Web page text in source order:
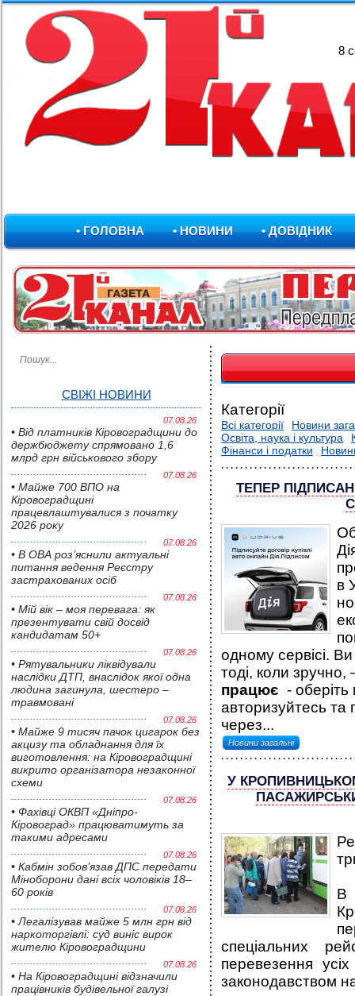
8
• ГОЛОВНА • НОВИНИ • ДОВІДНИК
СВІЖІ НОВИНИ
07.08.26
• Від платників Кіровоградщини до
держбюджету спрямовано 1,6
млрд грн військового збору
07.08.26
• Майже 700 ВПО на
Кіровоградщині
працевлаштувалися з початку
2026 року
07.08.26
• В ОВА роз’яснили актуальні
питання ведення Реєстру
застрахованих осіб
07.08.26
• Мій вік – моя перевага: як
презентувати свій досвід
кандидатам 50+
07.08.26
• Pятувальники ліквідували
наслідки ДТП, внаслідок якої одна
людина загинула, шестеро –
травмовані
07.08.26
• Майже 9 тисяч пачок цигарок без
акцизу та обладнання для їх
виготовлення: на Кіровоградщині
викрито організатора незаконної
схеми
07.08.26
• Фахівці ОКВП «Дніпро-
Кіровоград» працюватимуть за
такими адресами
07.08.26
• Кабмін зобов’язав ДПС передати
Міноборони дані всіх чоловіків 18–
60 років
07.08.26
• Легалізував майже 5 млн грн від
наркоторгівлі: суд виніс вирок
жителю Кіровоградщини
07.08.26
• На Кіровоградщині відзначили
працівників будівельної галузі
Категорії
Всі категорії
Новини
Освіта, наука і культура
Фінанси і податки
ТЕПЕР
в
одному сервісі.
тоді, коли
працює - оберіть
авторизуйтесь та
через...
Новини загальні
У
В
спеціальних
перевезення
законодавством